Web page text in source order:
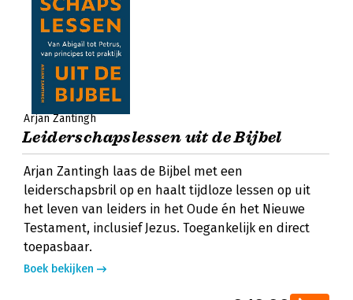
Arjan Zantingh
Leiderschapslessen uit de Bijbel
Arjan Zantingh laas de Bijbel met een
leiderschapsbril op en haalt tijdloze lessen op uit
het leven van leiders in het Oude én het Nieuwe
Testament, inclusief Jezus. Toegankelijk en direct
toepasbaar.
Boek bekijken